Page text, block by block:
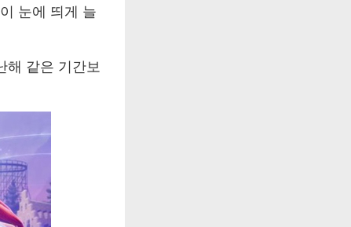
눈에 띄게 늘
해 같은 기간보